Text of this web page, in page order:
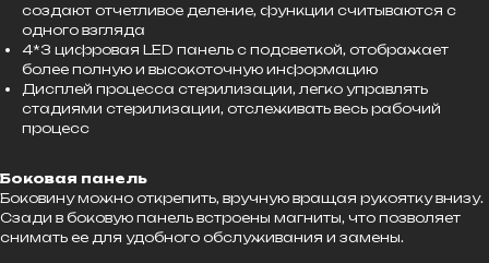
создают отчетливое деление, функции считываются с
одного взгляда
4*3 цифровая LED панель с подсветкой, отображает
более полную и высокоточную информацию
Дисплей процесса стерилизации, легко управлять
стадиями стерилизации, отслеживать весь рабочий
процесс
Боковая панель
Боковину можно открепить, вручную вращая рукоятку внизу.
Сзади в боковую панель встроены магниты, что позволяет
снимать ее для удобного обслуживания и замены.